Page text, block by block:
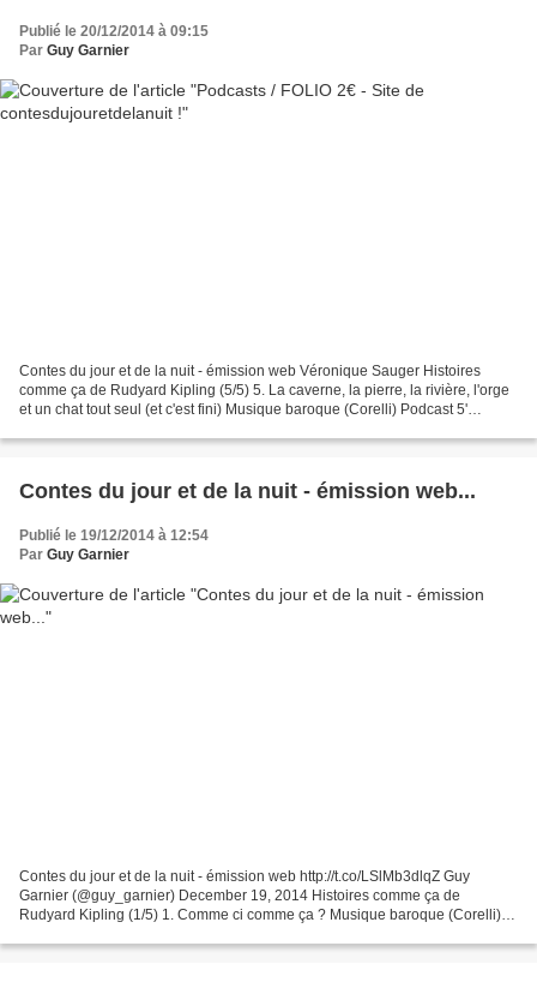
Publié le 20/12/2014 à 09:15
Par Guy Garnier
Contes du jour et de la nuit - émission web Véronique Sauger Histoires
comme ça de Rudyard Kipling (5/5) 5. La caverne, la pierre, la rivière, l'orge
et un chat tout seul (et c'est fini) Musique baroque (Corelli) Podcast 5'
Contes du jour et de la nuit - émission web...
Publié le 19/12/2014 à 12:54
Par Guy Garnier
Contes du jour et de la nuit - émission web http://t.co/LSlMb3dlqZ Guy
Garnier (@guy_garnier) December 19, 2014 Histoires comme ça de
Rudyard Kipling (1/5) 1. Comme ci comme ça ? Musique baroque (Corelli)